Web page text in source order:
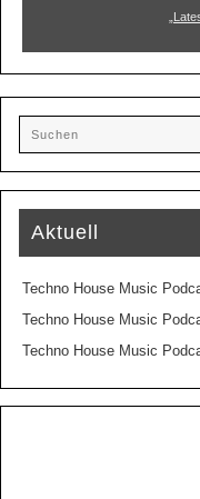
Aktuell
Techno House Music
Techno House Music
Techno House Music